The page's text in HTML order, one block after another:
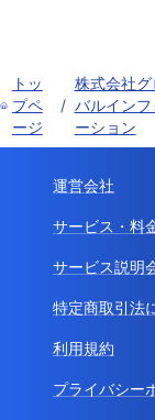
トッ
プペ
ージ
/
株式会社グ
バルインフ
ーション
運営会社
サービス・料
サービス説明
特定商取引法
利用規約
プライバシー